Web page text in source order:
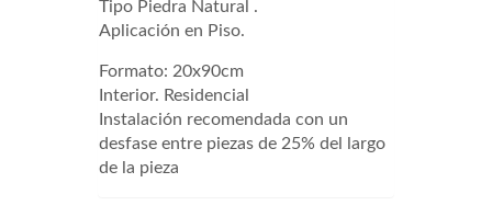
Tipo Piedra Natural .
Aplicación en Piso.
Formato: 20x90cm
Interior. Residencial
Instalación recomendada con un
desfase entre piezas de 25% del largo
de la pieza